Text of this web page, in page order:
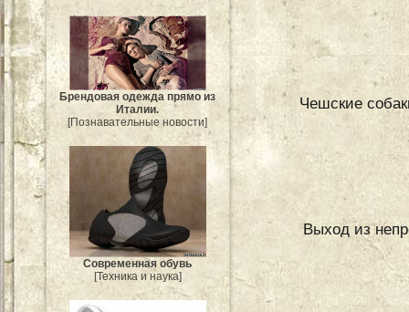
Брендовая одежда прямо из
Италии.
[Познавательные новости]
Современная обувь
[Техника и наука]
Чешские
Выход из